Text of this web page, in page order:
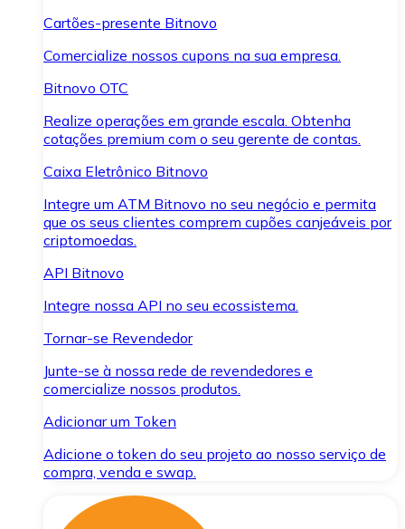
Cartões-presente Bitnovo
Comercialize nossos cupons na sua empresa.
Bitnovo OTC
Realize operações em grande escala. Obtenha
cotações premium com o seu gerente de contas.
Caixa Eletrônico Bitnovo
Integre um ATM Bitnovo no seu negócio e permita
que os seus clientes comprem cupões canjeáveis por
criptomoedas.
API Bitnovo
Integre nossa API no seu ecossistema.
Tornar-se Revendedor
Junte-se à nossa rede de revendedores e
comercialize nossos produtos.
Adicionar um Token
Adicione o token do seu projeto ao nosso serviço de
compra, venda e swap.